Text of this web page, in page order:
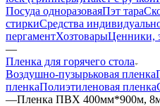
Посуда одноразоваяПэт тара
стиркиСредства
пергаментХозтоварыЦенники,
—
Пленка для горячего стола
Воздушно-пузырьковая пленка
пленкаПолиэтиленовая пленка
—Пленка ПВХ 400мм*900м,